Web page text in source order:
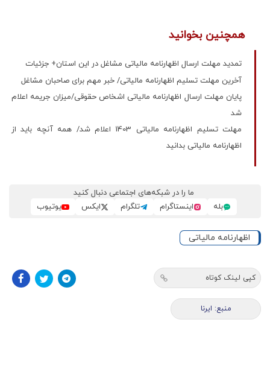
همچنین بخوانید
تمدید مهلت ارسال اظهارنامه مالیاتی مشاغل در این استان+ جزئیات
آخرین مهلت تسلیم اظهارنامه مالیاتی/ خبر مهم برای صاحبان مشاغل
پایان مهلت ارسال اظهارنامه مالیاتی اشخاص حقوقی/میزان جریمه اعلام
شد
مهلت تسلیم اظهارنامه مالیاتی 1403 اعلام شد/ همه آنچه باید از
اظهارنامه مالیاتی بدانید
ما را در شبکه‌های اجتماعی دنبال کنید
بله
اینستاگرام تلگرام ایکس یوتیوب
اظهارنامه مالیاتی
کپی لینک کوتاه
منبع: ایرنا